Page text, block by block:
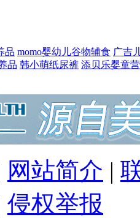
品 momo婴幼儿谷物辅食 广吉
品 韩小萌纸尿裤 添贝乐婴童
网站简介 |
侵权举报